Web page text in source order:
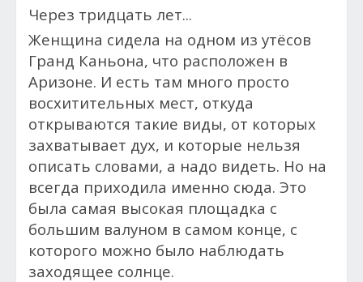
Через тридцать лет...
Женщина сидела на одном из утёсов
Гранд Каньона, что расположен в
Аризоне. И есть там много просто
восхитительных мест, откуда
открываются такие виды, от которых
захватывает дух, и которые нельзя
описать словами, а надо видеть. Но на
всегда приходила именно сюда. Это
была самая высокая площадка с
большим валуном в самом конце, с
которого можно было наблюдать
заходящее солнце.